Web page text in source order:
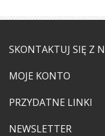
SKONTAKTUJ SIĘ Z
MOJE KONTO
PRZYDATNE LINKI
NEWSLETTER